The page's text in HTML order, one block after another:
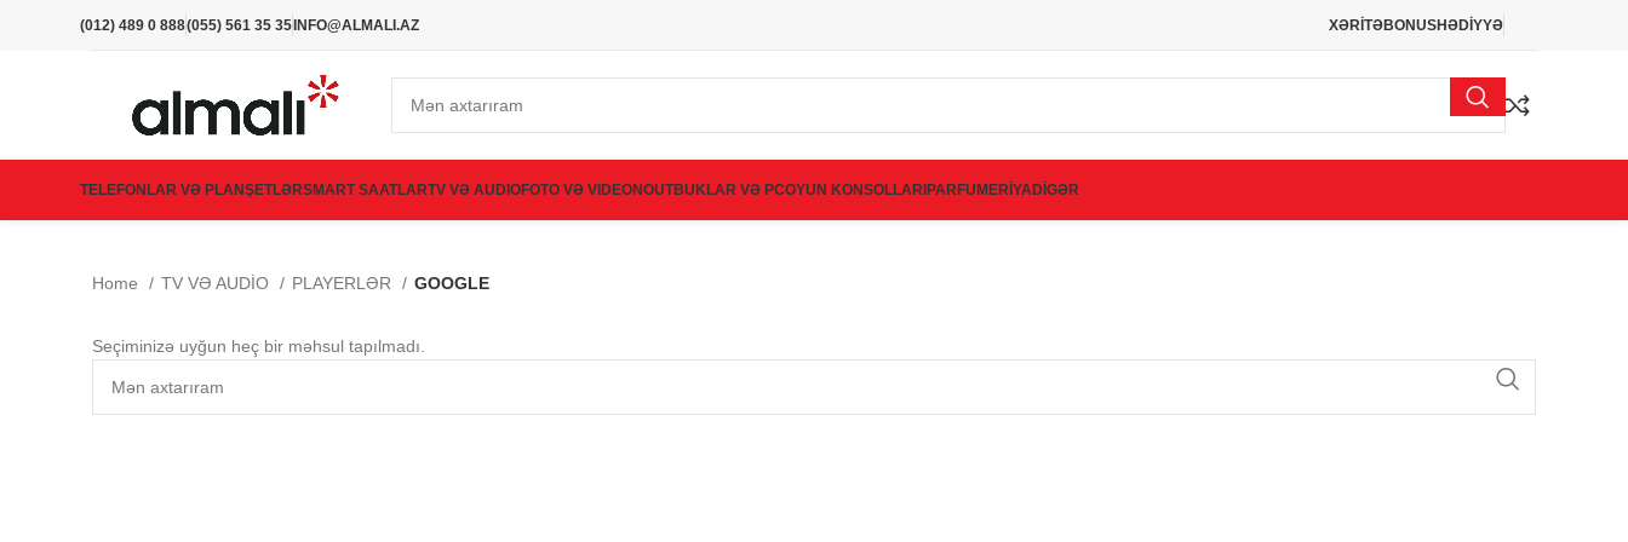
(012) 489 0 888(055) 561 35 35INFO@ALMALI.AZ XƏRİTƏBONUSHƏDİYYƏ
TELEFONLAR VƏ PLANŞETLƏRSMART SAATLARTV VƏ AUDIOFOTO VƏ VIDEONOUTBUKLAR VƏ PCOYUN KONSOLLARI PARFUMERİYADİGƏR
Home TV VƏ AUDİO PLAYERLƏR GOOGLE
Seçiminizə uyğun heç bir məhsul tapılmadı.